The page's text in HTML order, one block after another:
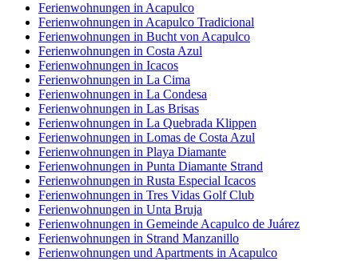
Ferienwohnungen in Acapulco
Ferienwohnungen in Acapulco Tradicional
Ferienwohnungen in Bucht von Acapulco
Ferienwohnungen in Costa Azul
Ferienwohnungen in Icacos
Ferienwohnungen in La Cima
Ferienwohnungen in La Condesa
Ferienwohnungen in Las Brisas
Ferienwohnungen in La Quebrada Klippen
Ferienwohnungen in Lomas de Costa Azul
Ferienwohnungen in Playa Diamante
Ferienwohnungen in Punta Diamante Strand
Ferienwohnungen in Rusta Especial Icacos
Ferienwohnungen in Tres Vidas Golf Club
Ferienwohnungen in Unta Bruja
Ferienwohnungen in Gemeinde Acapulco de Juárez
Ferienwohnungen in Strand Manzanillo
Ferienwohnungen und Apartments in Acapulco